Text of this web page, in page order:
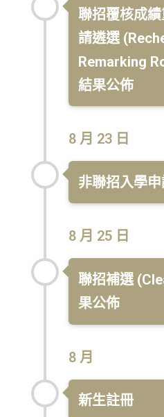
聯招覆核成
請遴選
Remarking
結果公佈
8 月 23 日
非聯招入學
8 月 25 日
聯招補選
果公佈
8 月
新生註冊